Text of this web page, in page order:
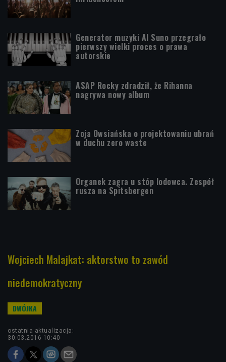
Generator muzyki AI Suno przegrało
pierwszy wielki proces o prawa
autorskie
A$AP Rocky zdradził, że Rihanna
nagrywa nowy album
Zoja Owsiańska o projektowaniu ubrań
w duchu zero waste
Organek zagra u stóp lodowca. Zespół
rusza na Spitsbergen
Wojciech Malajkat: aktorstwo to zawód
niedemokratyczny
ostatnia aktualizacja:
30.03.2016 10:40